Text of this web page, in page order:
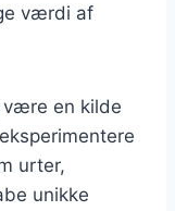
værdi af
være en kilde
urter,
unikke